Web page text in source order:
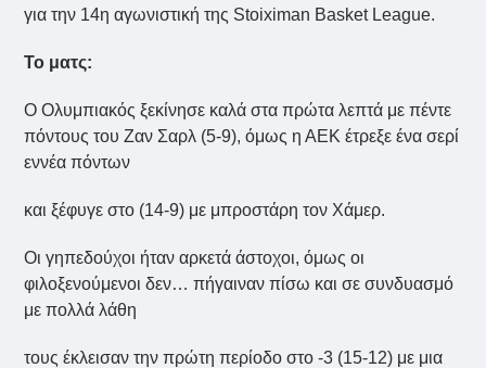
για την 14η αγωνιστική της Stoiximan Basket League.
Το ματς:
Ο Ολυμπιακός ξεκίνησε καλά στα πρώτα λεπτά με πέντε
πόντους του Ζαν Σαρλ (5-9), όμως η ΑΕΚ έτρεξε ένα σερί
εννέα πόντων
και ξέφυγε στο (14-9) με μπροστάρη τον Χάμερ.
Οι γηπεδούχοι ήταν αρκετά άστοχοι, όμως οι
φιλοξενούμενοι δεν… πήγαιναν πίσω και σε συνδυασμό
με πολλά λάθη
τους έκλεισαν την πρώτη περίοδο στο -3 (15-12) με μια